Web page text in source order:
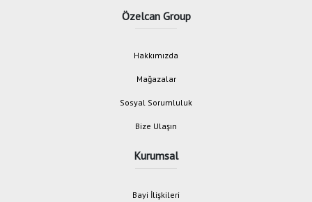
Özelcan Group
Hakkımızda
Mağazalar
Sosyal Sorumluluk
Bize Ulaşın
Kurumsal
Bayi İlişkileri